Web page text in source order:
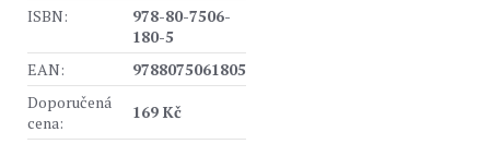
ISBN:
978-80-7506-
180-5
EAN:
9788075061805
Doporučená
cena:
169 Kč